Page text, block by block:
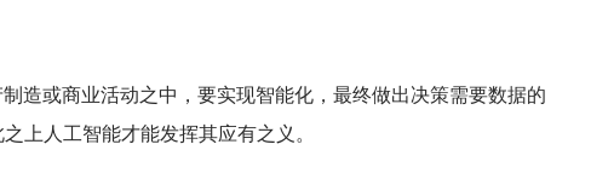
造或商业活动之中，要实现智能化，最终做出决策需要数据的
上人工智能才能发挥其应有之义。